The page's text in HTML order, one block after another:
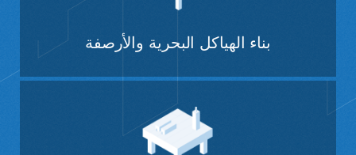
بناء الهياكل البحرية والأرصفة